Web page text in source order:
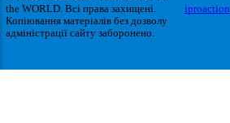
the WORLD. Всі права захищені.
Копіювання матеріалів без дозволу
адміністрації сайту заборонено.
iproaction